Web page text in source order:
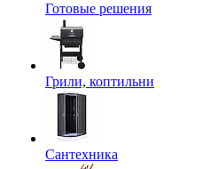
Готовые решения
Грили, коптильни
Сантехника